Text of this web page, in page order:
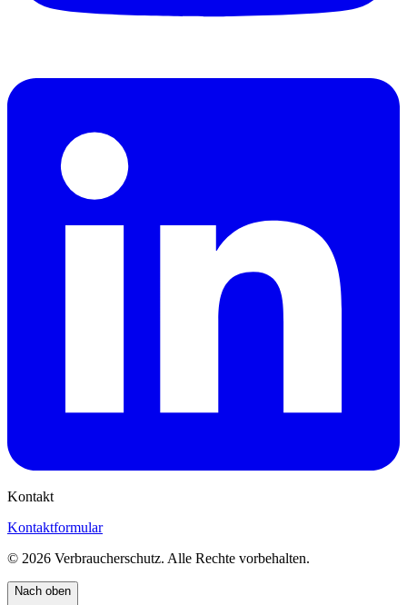
Kontakt
Kontaktformular
© 2026 Verbraucherschutz. Alle Rechte vorbehalten.
Nach oben